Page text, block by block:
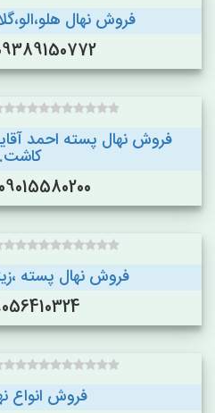
فروش نهال
09389150772
فروش نهال پسته احمد
09015580200 (کرمان )
فروش نهال پسته
09056410324
فروش انواع